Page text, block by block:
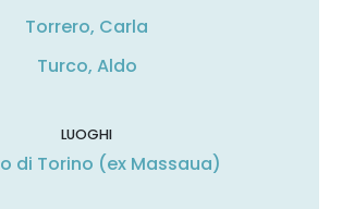
Torrero, Carla
Turco, Aldo
LUOGHI
di Torino (ex Massaua)